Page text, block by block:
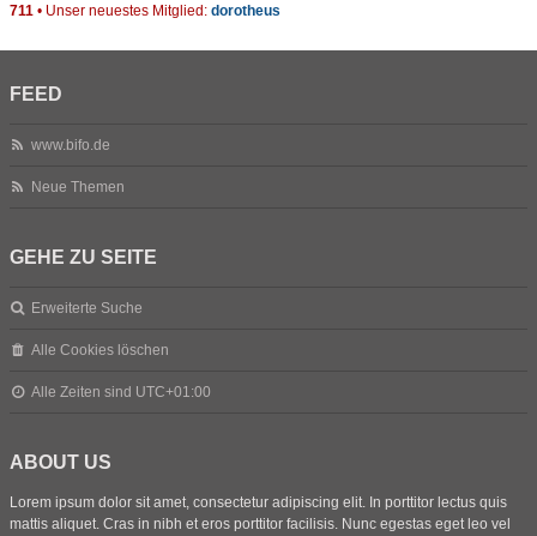
711 • Unser neuestes Mitglied: dorotheus
FEED
www.bifo.de
Neue Themen
GEHE ZU SEITE
Erweiterte Suche
Alle Cookies löschen
Alle Zeiten sind UTC+01:00
ABOUT US
Lorem ipsum dolor sit amet, consectetur adipiscing elit. In porttitor lectus quis
mattis aliquet. Cras in nibh et eros porttitor facilisis. Nunc egestas eget leo vel